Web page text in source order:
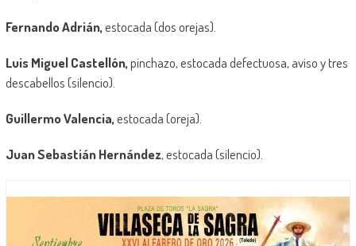
Fernando Adrián,estocada (dos orejas).
Luis Miguel Castellón,pinchazo, estocada defectuosa, aviso y tres
descabellos (silencio).
Guillermo Valencia,estocada (oreja).
Juan Sebastián Hernández, estocada (silencio).